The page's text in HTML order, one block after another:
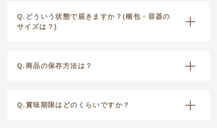
Q.どういう状態で届きますか？(梱包・容器の
サイズは？)
Q.商品の保存方法は？
Q.賞味期限はどのくらいですか？